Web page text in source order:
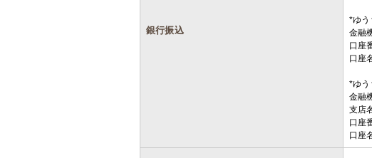
銀行振込
*ゆ
金融
口座
口座
*ゆ
金融
支店
口座
口座